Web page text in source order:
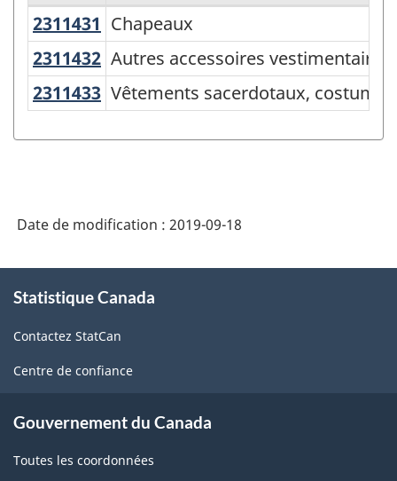
Système
de
classification
des
produits
du
Nord
(SCPAN)
2017
version
-
Structure
2311431 Chapeaux
Chapeaux
2311432 Autres accessoires
Autres accessoires
2311433 Vêtements sacerdotaux,
Vêtements sacerdotaux,
Date de modification : 2019-09-18
propos
ce
site
Statistique Canada
Contactez StatCan
Centre de confiance
Gouvernement du Canada
Toutes les coordonnées